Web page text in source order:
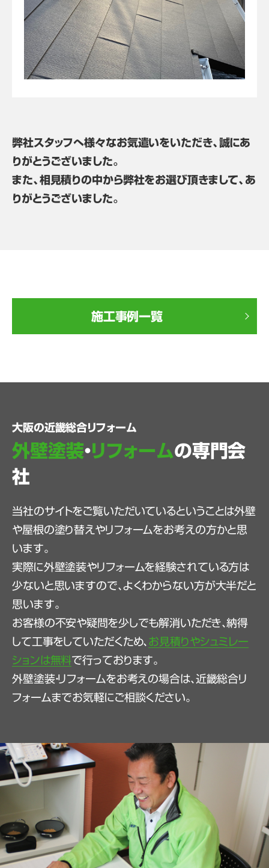
弊社スタッフへ様々なお気遣いをいただき、誠にあ
りがとうございました。
また、相見積りの中から弊社をお選び頂きまして、あ
りがとうございました。
施工事例一覧
大阪の近畿総合リフォーム
外壁塗装・リフォームの専門会
社
当社のサイトをご覧いただいているということは外壁
や屋根の塗り替えやリフォームをお考えの方かと思
います。
実際に外壁塗装やリフォームを経験されている方は
少ないと思いますので、よくわからない方が大半だと
思います。
お客様の不安や疑問を少しでも解消いただき、納得
して工事をしていただくため、 お見積りやシュミレー
ションは無料で行っております。
外壁塗装・リフォームをお考えの場合は、近畿総合リ
フォームまでお気軽にご相談ください。